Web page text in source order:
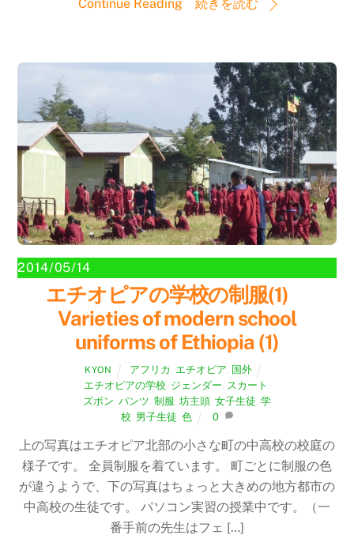
Continue Reading 続きを読む
2014/05/14
エチオピアの学校の制服(1)
Varieties of modern school
uniforms of Ethiopia (1)
KYON アフリカ エチオピア 国外
エチオピアの学校 ジェンダー スカート
ズボン パンツ 制服 坊主頭 女子生徒 学
校 男子生徒 ,色 0
上の写真はエチオピア北部の小さな町の中高校の校庭の
様子です。 全員制服を着ています。 町ごとに制服の色
が違うようで、下の写真はちょっと大きめの地方都市の
中高校の生徒です。 パソコン実習の授業中です。（一
番手前の先生はフェ […]